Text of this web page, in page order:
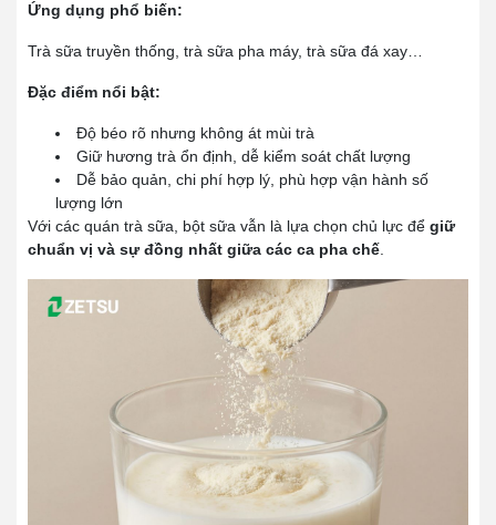
Ứng dụng phổ biến:
Trà sữa truyền thống, trà sữa pha máy, trà sữa đá xay…
Đặc điểm nổi bật:
Độ béo rõ nhưng không át mùi trà
Giữ hương trà ổn định, dễ kiểm soát chất lượng
Dễ bảo quản, chi phí hợp lý, phù hợp vận hành số
lượng lớn
Với các quán trà sữa, bột sữa vẫn là lựa chọn chủ lực để giữ
chuẩn vị và sự đồng nhất giữa các ca pha chế.